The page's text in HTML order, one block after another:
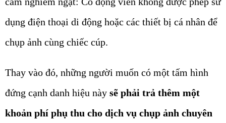
dụng điện thoại di động hoặc các thiết bị cá nhân để
chụp ảnh cùng chiếc cúp.
Thay vào đó, những người muốn có một tấm hình
đứng cạnh danh hiệu này sẽ phải trả thêm một
khoản phí phụ thu cho dịch vụ chụp ảnh chuyên